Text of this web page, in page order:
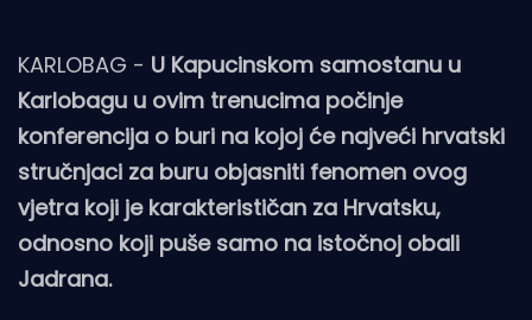
KARLOBAG - U Kapucinskom samostanu u
Karlobagu u ovim trenucima počinje
konferencija o buri na kojoj će najveći hrvatski
stručnjaci za buru objasniti fenomen ovog
vjetra koji je karakterističan za Hrvatsku,
odnosno koji puše samo na istočnoj obali
Jadrana.